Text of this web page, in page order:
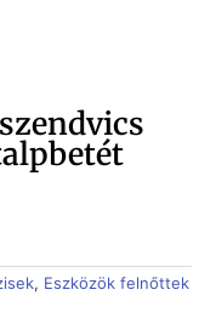
, Eszközök felnőttek